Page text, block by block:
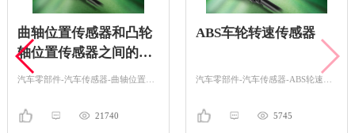
曲轴位置传感器和凸轮
轴位置传感器之间的差
异
21740
ABS车轮转速传感器
5745